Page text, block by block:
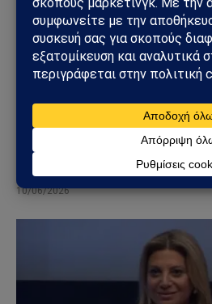
Το Μπέλφαστ φλέγεται:
επίθεση με μαχαίρι –
10/06/2026